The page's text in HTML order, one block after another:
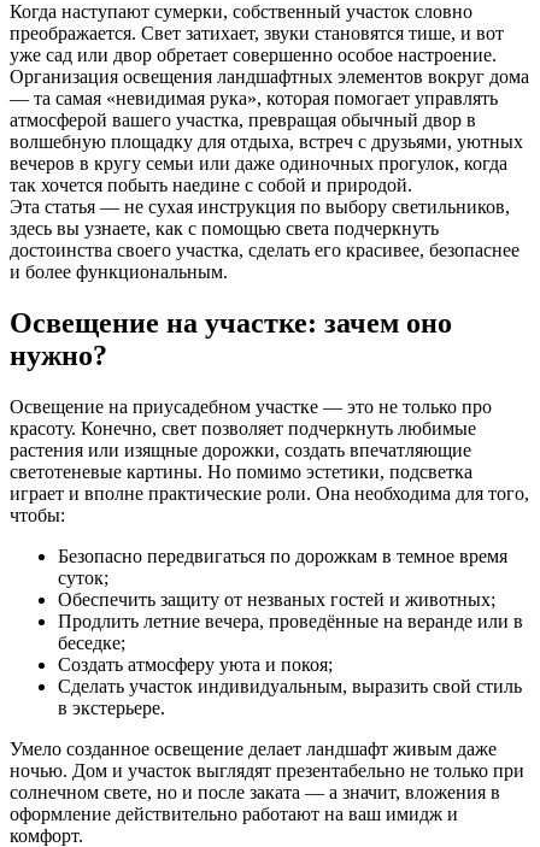
Когда наступают сумерки, собственный участок словно
преображается. Свет затихает, звуки становятся тише, и вот
уже сад или двор обретает совершенно особое настроение.
Организация освещения ландшафтных элементов вокруг дома
— та самая «невидимая рука», которая помогает управлять
атмосферой вашего участка, превращая обычный двор в
волшебную площадку для отдыха, встреч с друзьями, уютных
вечеров в кругу семьи или даже одиночных прогулок, когда
так хочется побыть наедине с собой и природой.
Эта статья — не сухая инструкция по выбору светильников,
здесь вы узнаете, как с помощью света подчеркнуть
достоинства своего участка, сделать его красивее, безопаснее
и более функциональным.
Освещение на участке: зачем оно
нужно?
Освещение на приусадебном участке — это не только про
красоту. Конечно, свет позволяет подчеркнуть любимые
растения или изящные дорожки, создать впечатляющие
светотеневые картины. Но помимо эстетики, подсветка
играет и вполне практические роли. Она необходима для того,
чтобы:
Безопасно передвигаться по дорожкам в темное время
суток;
Обеспечить защиту от незваных гостей и животных;
Продлить летние вечера, проведённые на веранде или в
беседке;
Создать атмосферу уюта и покоя;
Сделать участок индивидуальным, выразить свой стиль
в экстерьере.
Умело созданное освещение делает ландшафт живым даже
ночью. Дом и участок выглядят презентабельно не только при
солнечном свете, но и после заката — а значит, вложения в
оформление действительно работают на ваш имидж и
комфорт.